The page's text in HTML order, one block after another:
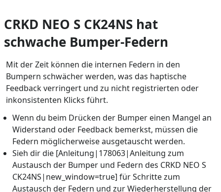
CRKD NEO S CK24NS hat
schwache Bumper-Federn
Mit der Zeit können die internen Federn in den
Bumpern schwächer werden, was das haptische
Feedback verringert und zu nicht registrierten oder
inkonsistenten Klicks führt.
Wenn du beim Drücken der Bumper einen Mangel an
Widerstand oder Feedback bemerkst, müssen die
Federn möglicherweise ausgetauscht werden.
Sieh dir die [Anleitung|178063|Anleitung zum
Austausch der Bumper und Federn des CRKD NEO S
CK24NS|new_window=true] für Schritte zum
Austausch der Federn und zur Wiederherstellung der